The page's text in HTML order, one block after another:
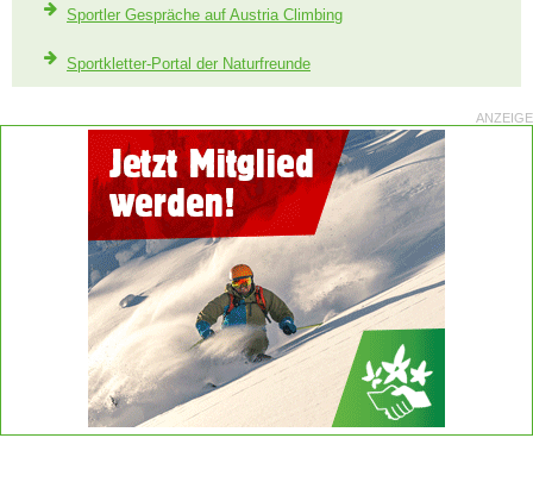
Sportler Gespräche auf Austria Climbing
Sportkletter-Portal der Naturfreunde
ANZEIGE